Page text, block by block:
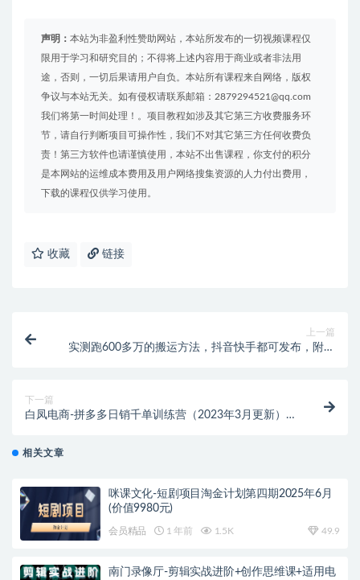
声明： 本站为非盈利性赞助网站，本站所发布的一切视频课程仅
限用于学习和研究目的；不得将上述内容用于商业或者非法用
途，否则，一切后果请用户自负。本站所有课程来自网络，版权
争议与本站无关。如有侵权请联系邮箱：2879294521@qq.com
我们将第一时间处理！。项目教程如涉及其它第三方收费服务环
节，请自行判断项目可操作性，我们不对其它第三方任何收费负
责！第三方软件也请谨慎使用，本站不出售课程，你支付的积分
是本网站的运维成本费用及用户网络搜集资源的人力付出费用，
下载的课程仅供学习使用。
收藏 链接
上一篇
实测跑600多万的搬运方法，抖音快手都可发布，附软
下一篇
白凤电商-拼多多日销千单训练营（2023年3月更新）
相关文章
咪课文化-短剧项目淘金计划第四期2025年6月
(价值9980元)
会员精品 1 年前 1.5K 49.9
南门录像厅-剪辑实战进阶+创作思维课+适用电